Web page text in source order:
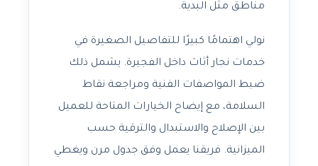
مناطق مثل البدية.
نولي اهتمامًا كبيرًا للتفاصيل الصغيرة في
خدمات نجار أثاث داخل الفجيرة. يشمل ذلك
ضبط المواصفات الفنية ومراجعة نقاط
السلامة، مع إيضاح الخيارات المتاحة للعميل
بين الإصلاح والاستبدال والترقية حسب
الميزانية. فريقنا يعمل وفق جدول مرن ويغطي